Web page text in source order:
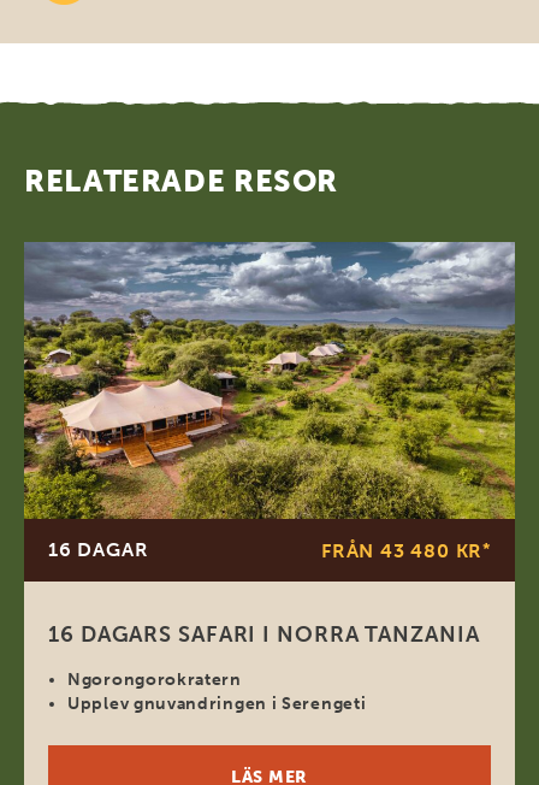
RELATERADE RESOR
16 DAGAR FRÅN 43 480 KR*
16 DAGARS SAFARI I NORRA TANZANIA
Ngorongorokratern
Upplev gnuvandringen i Serengeti
LÄS MER